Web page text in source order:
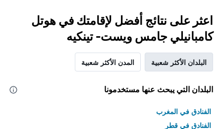
اعثر على نتائج أفضل لإقامتك في هوتل
كامبانيلي جامس ويست- تينكيه
البلدان الأكثر شعبية المدن الأكثر شعبية
البلدان التي يبحث عنها مستخدمونا
الفنادق في المغرب
الفنادق في قطر